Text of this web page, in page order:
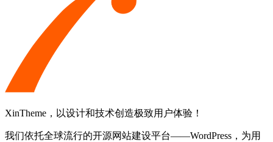
XinTheme，以设计和技术创造极致用户体验！
我们依托全球流行的开源网站建设平台——WordPress，为用